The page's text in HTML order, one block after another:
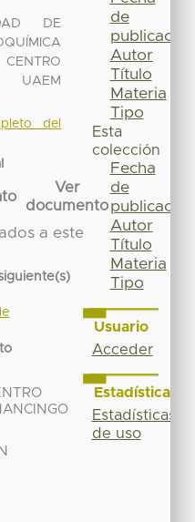
DE
del
Ver
documento
a este
de
publicación
Autor
Título
Materia
Tipo
Esta
colección
Fecha
de
publicación
Autor
Título
Materia
Tipo
Usuario
Acceder
Estadísticas
Estadísticas
de uso